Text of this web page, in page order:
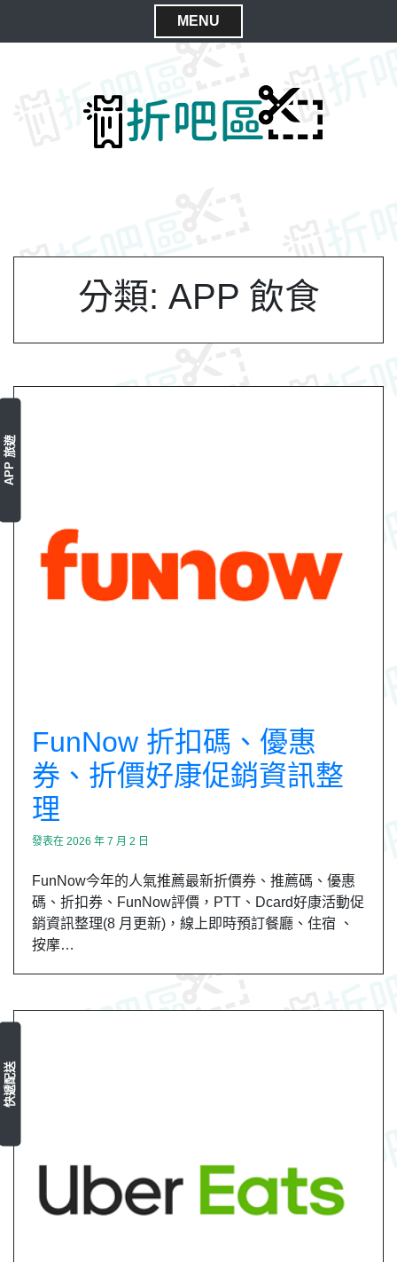
MENU
C
分類: APP 飲食
APP 旅遊
FunNow 折扣碼、優惠
券、折價好康促銷資訊整
理
發表在 2026 年 7 月 2 日
FunNow今年的人氣推薦最新折價券、推薦碼、優惠
碼、折扣券、FunNow評價，PTT、Dcard好康活動促
銷資訊整理(8 月更新)，線上即時預訂餐廳、住宿 、
按摩…
快遞配送